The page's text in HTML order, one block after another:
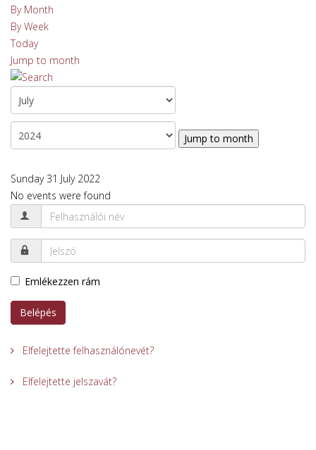
By Month
By Week
Today
Jump to month
Jump to month
Sunday 31 July 2022
No events were found
Emlékezzen rám
Belépés
Elfelejtette felhasználónevét?
Elfelejtette jelszavát?